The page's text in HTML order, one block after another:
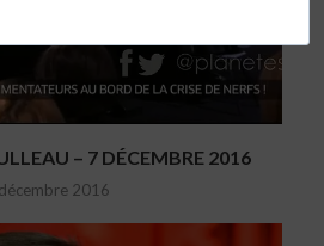
– 7 DÉCEMBRE 2016
2016